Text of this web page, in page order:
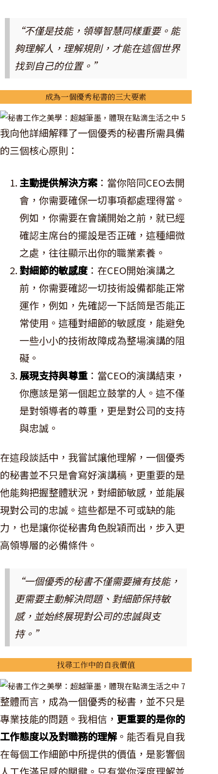
“不僅是技能，領導智慧同樣重要。能
夠理解人，理解規則，才能在這個世界
找到自己的位置。”
成為一個優秀秘書的三大要素
我向他詳細解釋了一個優秀的秘書所需具備
的三個核心原則：
主動提供解決方案 ：當你陪同CEO去開
會，你需要確保一切事項都處理得當。
例如，你需要在會議開始之前，就已經
確認主席台的擺設是否正確，這種細微
之處，往往顯示出你的職業素養。
對細節的敏感度 ：在CEO開始演講之
前，你需要確認一切技術設備都能正常
運作，例如，先確認一下話筒是否能正
常使用。這種對細節的敏感度，能避免
一些小小的技術故障成為整場演講的阻
礙。
展現支持與尊重 ：當CEO的演講結束，
你應該是第一個起立鼓掌的人。這不僅
是對領導者的尊重，更是對公司的支持
與忠誠。
在這段談話中，我嘗試讓他理解，一個優秀
的秘書並不只是會寫好演講稿，更重要的是
他能夠把握整體狀況，對細節敏感，並能展
現對公司的忠誠。這些都是不可或缺的能
力，也是讓你從秘書角色脫穎而出，步入更
高領導層的必備條件。
“一個優秀的秘書不僅需要擁有技能，
更需要主動解決問題、對細節保持敏
感，並始終展現對公司的忠誠與支
持。”
找尋工作中的自我價值
整體而言，成為一個優秀的秘書，並不只是
專業技能的問題。我相信， 更重要的是你的
工作態度以及對職務的理解。能否看見自我
在每個工作細節中所提供的價值，是影響個